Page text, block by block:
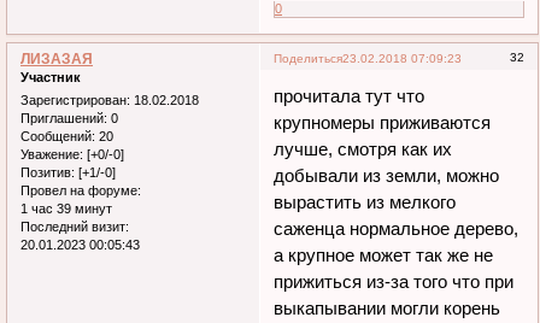
0
Поделиться 32
23.02.2018 07:09:23
ЛИЗАЗАЯ
Участник
Зарегистрирован: 18.02.2018
Приглашений: 0
Сообщений: 20
Уважение: [+0/-0]
Позитив: [+1/-0]
Провел на форуме:
1 час 39 минут
Последний визит:
20.01.2023 00:05:43
прочитала тут что
крупномеры приживаются
лучше, смотря как их
добывали из земли, можно
вырастить из мелкого
саженца нормальное дерево,
а крупное может так же не
прижиться из-за того что при
выкапывании могли корень